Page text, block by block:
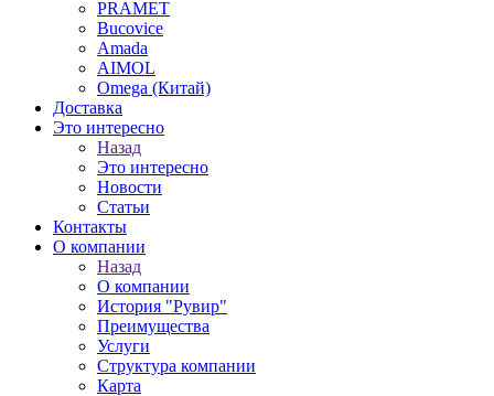
PRAMET
Bucovice
Amada
AIMOL
Omega (Китай)
Доставка
Это интересно
Назад
Это интересно
Новости
Статьи
Контакты
О компании
Назад
О компании
История "Рувир"
Преимущества
Услуги
Структура компании
Карта